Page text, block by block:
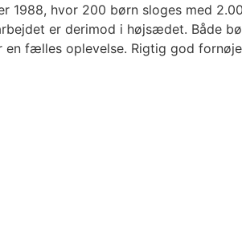
1988, hvor 200 børn sloges med
er derimod i højsædet. Både
fælles oplevelse. Rigtig god